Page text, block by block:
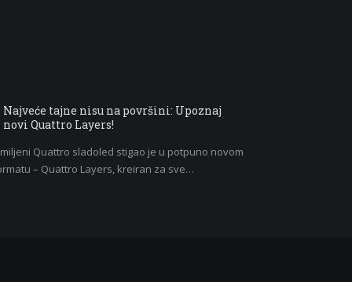
Najveće tajne nisu na površini: Upoznaj
novi Quattro Layers!
Quattro sladoled stigao je u potpuno novom
– Quattro Layers, kreiran za sve…